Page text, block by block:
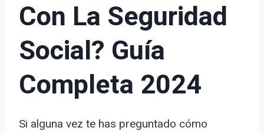
Con La Seguridad
Social? Guía
Completa 2024
Si alguna vez te has preguntado cómo